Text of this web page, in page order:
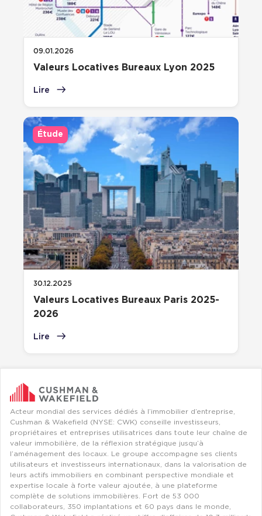
09.01.2026
Valeurs Locatives Bureaux Lyon 2025
Lire
Étude
30.12.2025
Valeurs Locatives Bureaux Paris 2025-
2026
Lire
Acteur mondial des services dédiés à l’immobilier d’entreprise,
Cushman & Wakefield (NYSE: CWK) conseille investisseurs,
propriétaires et entreprises utilisatrices dans toute leur chaîne de
valeur immobilière, de la réflexion stratégique jusqu’à
l’aménagement des locaux. Le groupe accompagne ses clients
utilisateurs et investisseurs internationaux, dans la valorisation de
leurs actifs immobiliers en combinant perspective mondiale et
expertise locale à forte valeur ajoutée, à une plateforme
complète de solutions immobilières. Fort de 53 000
collaborateurs, 350 implantations et 60 pays dans le monde,